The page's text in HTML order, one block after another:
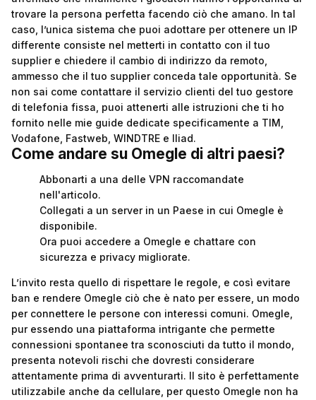
trovare la persona perfetta facendo ciò che amano. In tal
caso, l’unica sistema che puoi adottare per ottenere un IP
differente consiste nel metterti in contatto con il tuo
supplier e chiedere il cambio di indirizzo da remoto,
ammesso che il tuo supplier conceda tale opportunità. Se
non sai come contattare il servizio clienti del tuo gestore
di telefonia fissa, puoi attenerti alle istruzioni che ti ho
fornito nelle mie guide dedicate specificamente a TIM,
Vodafone, Fastweb, WINDTRE e Iliad.
Come andare su Omegle di altri paesi?
Abbonarti a una delle VPN raccomandate
nell'articolo.
Collegati a un server in un Paese in cui Omegle è
disponibile.
Ora puoi accedere a Omegle e chattare con
sicurezza e privacy migliorate.
L’invito resta quello di rispettare le regole, e così evitare
ban e rendere Omegle ciò che è nato per essere, un modo
per connettere le persone con interessi comuni. Omegle,
pur essendo una piattaforma intrigante che permette
connessioni spontanee tra sconosciuti da tutto il mondo,
presenta notevoli rischi che dovresti considerare
attentamente prima di avventurarti. Il sito è perfettamente
utilizzabile anche da cellulare, per questo Omegle non ha